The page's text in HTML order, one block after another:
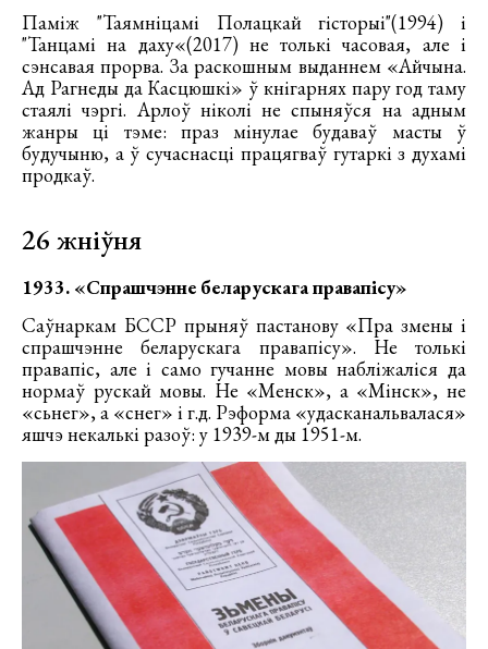
Паміж "Таямніцамі Полацкай гісторыі"(1994) і
"Танцамі на даху«(2017) не толькі часовая, але і
сэнсавая прорва. За раскошным выданнем «Айчына.
Ад Рагнеды да Касцюшкі» ў кнігарнях пару год таму
стаялі чэргі. Арлоў ніколі не спыняўся на адным
жанры ці тэме: праз мінулае будаваў масты ў
будучыню, а ў сучаснасці працягваў гутаркі з духамі
продкаў.
26 жніўня
1933. «Спрашчэнне беларускага правапісу»
Саўнаркам БССР прыняў пастанову «Пра змены і
спрашчэнне беларускага правапісу». Не толькі
правапіс, але і само гучанне мовы набліжаліся да
нормаў рускай мовы. Не «Менск», а «Мінск», не
«сьнег», а «снег» і г.д. Рэформа «удасканальвалася»
яшчэ некалькі разоў: у 1939-м ды 1951-м.